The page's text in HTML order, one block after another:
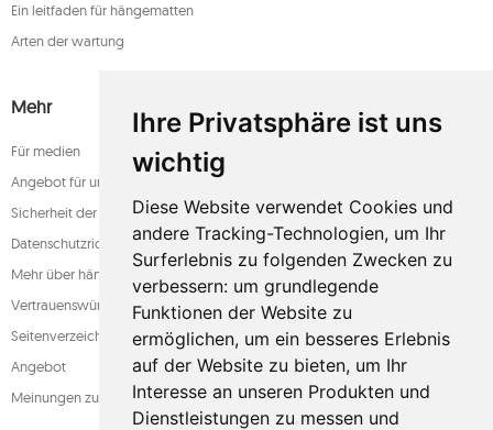
Ihre Privatsphäre ist uns
wichtig
Diese Website verwendet Cookies und
andere Tracking-Technologien, um Ihr
Surferlebnis zu folgenden Zwecken zu
verbessern: um grundlegende
Funktionen der Website zu
ermöglichen, um ein besseres Erlebnis
auf der Website zu bieten, um Ihr
Interesse an unseren Produkten und
Dienstleistungen zu messen und
Ein leitfaden für hängematten
Arten der wartung
Mehr
Für medien
Angebot für unternehmen
Sicherheit der zahlung
Datenschutzrichtlinie
Mehr über hängematten
Vertrauenswürdiger laden
Seitenverzeichnis
Angebot
Meinungen zum shop